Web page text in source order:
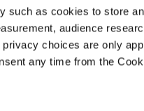
such as cookies to store
audience
choices are only
any time from the